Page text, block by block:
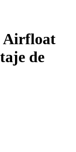
Airfloat
de